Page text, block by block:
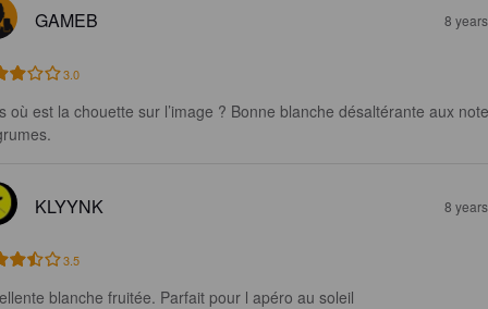
GAMEB 8
3.0
où est la chouette sur l’image ? Bonne blanche désaltérante aux
KLYYNK 8
3.5
blanche fruitée. Parfait pour l apéro au soleil